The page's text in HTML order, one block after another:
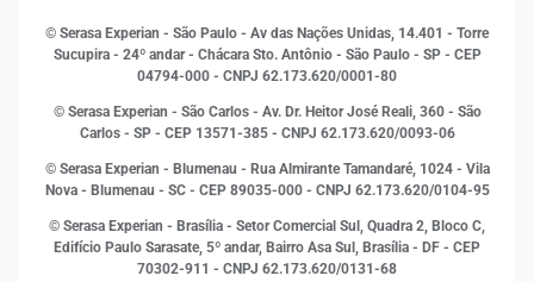
Inovação e Tecnologia
Leis e impostos
Marketing
Open Finance
Proteção de Dados
Sustentabilidade Corporativa
© Serasa Experian - São Paulo - Av das Nações Unidas, 14.401 - Torre
Sucupira - 24º andar - Chácara Sto. Antônio - São Paulo - SP - CEP
04794-000 - CNPJ 62.173.620/0001-80
© Serasa Experian - São Carlos - Av. Dr. Heitor José Reali, 360 - São
Carlos - SP - CEP 13571-385 - CNPJ 62.173.620/0093-06
© Serasa Experian - Blumenau - Rua Almirante Tamandaré, 1024 - Vila
Nova - Blumenau - SC - CEP 89035-000 - CNPJ 62.173.620/0104-95
© Serasa Experian - Brasília - Setor Comercial Sul, Quadra 2, Bloco C,
Edifício Paulo Sarasate, 5º andar, Bairro Asa Sul, Brasília - DF - CEP
70302-911 - CNPJ 62.173.620/0131-68